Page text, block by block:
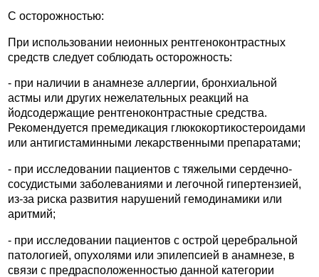
С осторожностью:
При использовании неионных рентгеноконтрастных
средств следует соблюдать осторожность:
- при наличии в анамнезе аллергии, бронхиальной
астмы или других нежелательных реакций на
йодсодержащие рентгеноконтрастные средства.
Рекомендуется премедикация глюкокортикостероидами
или антигистаминными лекарственными препаратами;
- при исследовании пациентов с тяжелыми сердечно-
сосудистыми заболеваниями и легочной гипертензией,
из-за риска развития нарушений гемодинамики или
аритмий;
- при исследовании пациентов с острой церебральной
патологией, опухолями или эпилепсией в анамнезе, в
связи с предрасположенностью данной категории